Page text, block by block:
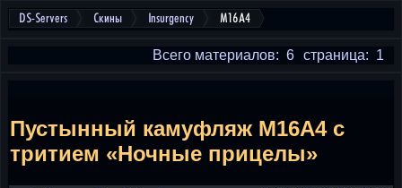
DS-Servers Скины Insurgency M16A4
страница: 1
Всего материалов: 6
Пустынный камуфляж M16A4 с
тритием «Ночные прицелы»